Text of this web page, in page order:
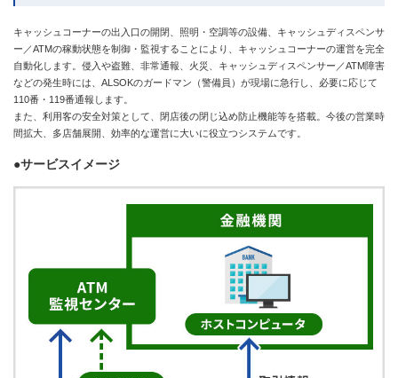
キャッシュコーナーの出入口の開閉、照明・空調等の設備、キャッシュディスペンサ
ー／ATMの稼動状態を制御・監視することにより、キャッシュコーナーの運営を完全
自動化します。侵入や盗難、非常通報、火災、キャッシュディスペンサー／ATM障害
などの発生時には、ALSOKのガードマン（警備員）が現場に急行し、必要に応じて
110番・119番通報します。
また、利用客の安全対策として、閉店後の閉じ込め防止機能等を搭載。今後の営業時
間拡大、多店舗展開、効率的な運営に大いに役立つシステムです。
●サービスイメージ